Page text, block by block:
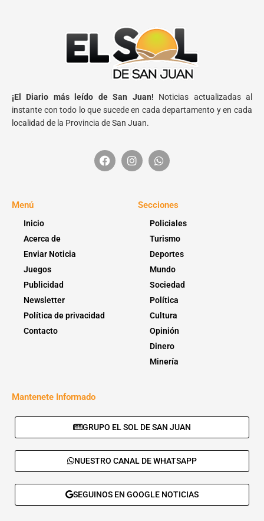
¡El Diario más leído de San Juan! Noticias actualizadas al
instante con todo lo que sucede en cada departamento y en cada
localidad de la Provincia de San Juan.
Menú
Inicio
Acerca de
Enviar Noticia
Juegos
Publicidad
Newsletter
Política de privacidad
Contacto
Secciones
Policiales
Turismo
Deportes
Mundo
Sociedad
Política
Cultura
Opinión
Dinero
Minería
Mantenete Informado
GRUPO EL SOL DE SAN JUAN
NUESTRO CANAL DE WHATSAPP
SEGUINOS EN GOOGLE NOTICIAS